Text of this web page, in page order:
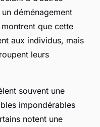
déménagement
montrent que cette
aux individus, mais
leurs
souvent une
impondérables
notent une